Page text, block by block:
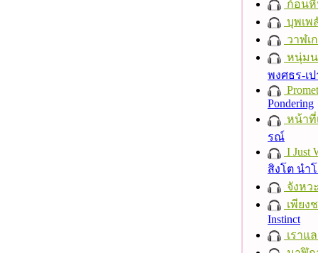
ก้อน
บุพเพ
วาฬเ
หนุ่มน
พงศธร-เ
Pondering
หน้าที่
รณ์
I Just
สิงโต นำ
จังหว
เพียง
Instinct
เราแ